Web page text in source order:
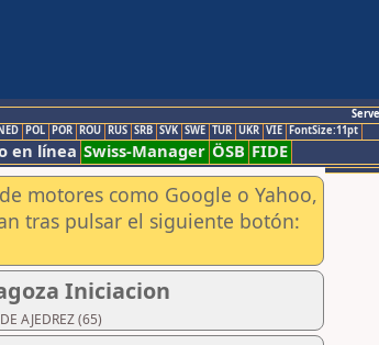
POL POR ROU RUS SRB SVK SWE TUR UKR VIE FontSize:11pt
en línea Swiss-Manager ÖSB FIDE
motores como Google o Yahoo,
tras pulsar el siguiente botón:
Iniciacion
AJEDREZ (65)